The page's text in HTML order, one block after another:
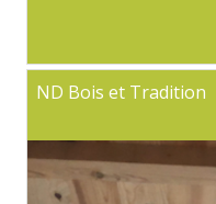
ND Bois et Tradition